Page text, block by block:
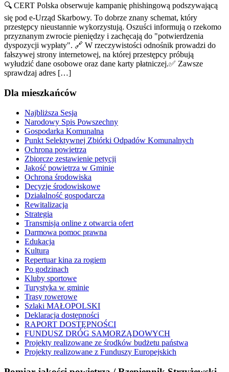
🔍 CERT Polska obserwuje kampanię phishingową podszywającą
się pod e-Urząd Skarbowy. To dobrze znany schemat, który
przestępcy nieustannie wykorzystują. Oszuści informują o rzekomo
przyznanym zwrocie pieniędzy i zachęcają do "potwierdzenia
dyspozycji wypłaty". 🔗 W rzeczywistości odnośnik prowadzi do
fałszywej strony internetowej, na której przestępcy próbują
wyłudzić dane osobowe oraz dane karty płatniczej.✅ Zawsze
sprawdzaj adres […]
Dla mieszkańców
Najbliższa Sesja
Narodowy Spis Powszechny
Gospodarka Komunalna
Punkt Selektywnej Zbiórki Odpadów Komunalnych
Ochrona powietrza
Zbiorcze zestawienie petycji
Jakość powietrza w Gminie
Ochrona środowiska
Decyzje środowiskowe
Działalność gospodarcza
Rewitalizacja
Strategia
Transmisja online z otwarcia ofert
Darmowa pomoc prawna
Edukacja
Kultura
Repertuar kina za rogiem
Po godzinach
Kluby sportowe
Turystyka w gminie
Trasy rowerowe
Szlaki MAŁOPOLSKI
Deklaracja dostępności
RAPORT DOSTĘPNOŚCI
FUNDUSZ DRÓG SAMORZĄDOWYCH
Projekty realizowane ze środków budżetu państwa
Projekty realizowane z Funduszy Europejskich